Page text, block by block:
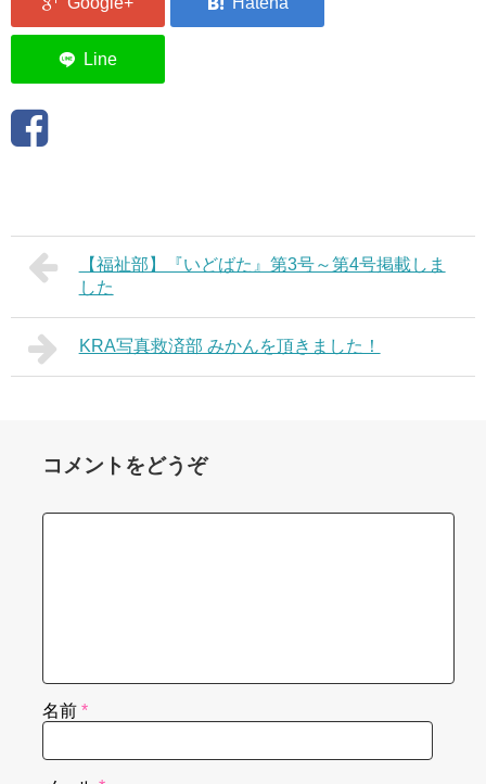
【福祉部】『いどばた』第3号～第4号掲載しま
した
KRA写真救済部 みかんを頂きました！
コメントをどうぞ
名前 *